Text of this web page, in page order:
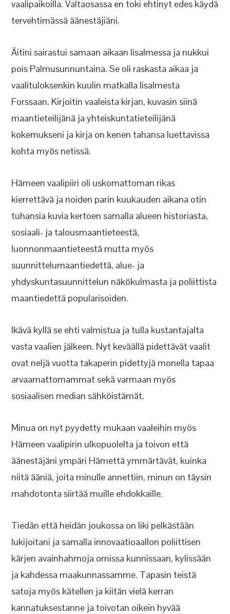
vaalipaikoilla. Valtaosassa en toki ehtinyt edes käydä
tervehtimässä äänestäjiäni.
Äitini sairastui samaan aikaan Iisalmessa ja nukkui
pois Palmusunnuntaina. Se oli raskasta aikaa ja
vaalituloksenkin kuulin matkalla Iisalmesta
Forssaan. Kirjoitin vaaleista kirjan, kuvasin siinä
maantieteilijänä ja yhteiskuntatieteilijänä
kokemukseni ja kirja on kenen tahansa luettavissa
kohta myös netissä.
Hämeen vaalipiiri oli uskomattoman rikas
kierrettävä ja noiden parin kuukauden aikana otin
tuhansia kuvia kertoen samalla alueen historiasta,
sosiaali- ja talousmaantieteestä,
luonnonmaantieteestä mutta myös
suunnittelumaantiedettä, alue- ja
yhdyskuntasuunnittelun näkökulmasta ja poliittista
maantiedettä popularisoiden.
Ikävä kyllä se ehti valmistua ja tulla kustantajalta
vasta vaalien jälkeen. Nyt keväällä pidettävät vaalit
ovat neljä vuotta takaperin pidettyjä monella tapaa
arvaamattomammat sekä varmaan myös
sosiaalisen median sähköistämät.
Minua on nyt pyydetty mukaan vaaleihin myös
Hämeen vaalipirin ulkopuolelta ja toivon että
äänestäjäni ympäri Hämettä ymmärtävät, kuinka
niitä ääniä, joita minulle annettiin, minun on täysin
mahdotonta siirtää muille ehdokkaille.
Tiedän että heidän joukossa on liki pelkästään
lukijoitani ja samalla innovaatioaallon poliittisen
kärjen avainhahmoja omissa kunnissaan, kylissään
ja kahdessa maakunnassamme. Tapasin teistä
satoja myös kätellen ja kiitän vielä kerran
kannatuksestanne ja toivotan oikein hyvää